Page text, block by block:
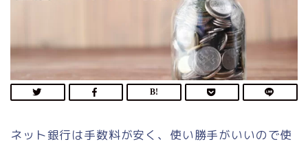
ネット銀行は手数料が安く、使い勝手がいいので使